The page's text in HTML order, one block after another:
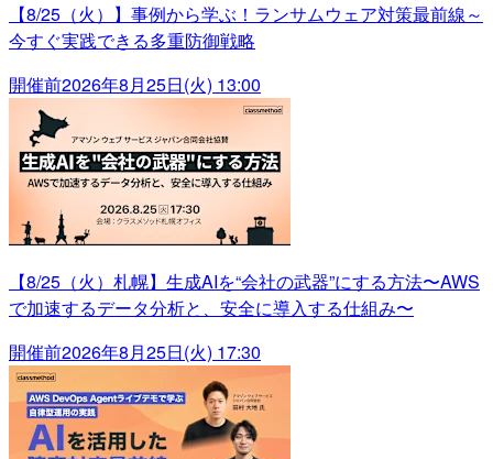
【8/25（火）】事例から学ぶ！ランサムウェア対策最前線～
今すぐ実践できる多重防御戦略
開催前2026年8月25日(火) 13:00
【8/25（火）札幌】生成AIを“会社の武器”にする方法〜AWS
で加速するデータ分析と、安全に導入する仕組み〜
開催前2026年8月25日(火) 17:30